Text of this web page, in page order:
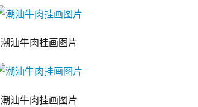
潮汕牛肉挂画图片
潮汕牛肉挂画图片